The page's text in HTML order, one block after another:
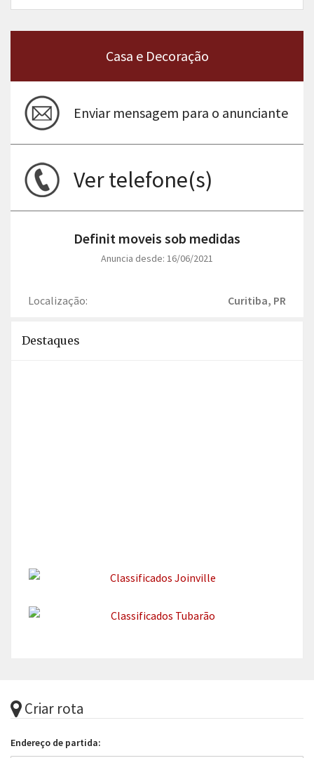
Casa e Decoração
Enviar mensagem para o anunciante
Ver telefone(s)
Definit moveis sob medidas
Anuncia desde: 16/06/2021
Localização: Curitiba, PR
Destaques
Criar rota
Endereço de partida: